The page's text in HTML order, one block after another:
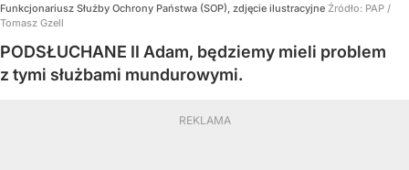
Funkcjonariusz Służby Ochrony Państwa (SOP), zdjęcie ilustracyjne Źródło: PAP /
Tomasz Gzell
PODSŁUCHANE II Adam, będziemy mieli problem
z tymi służbami mundurowymi.